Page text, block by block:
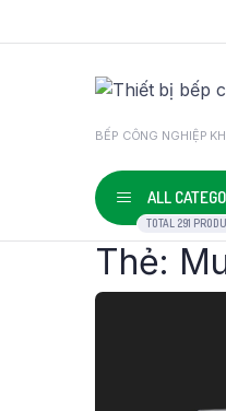
BẾP CÔNG NGHIỆP
ALL
TOTAL 291
Thẻ: